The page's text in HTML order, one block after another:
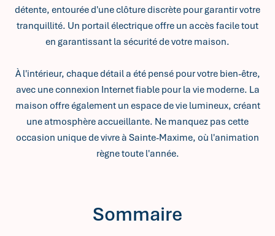
détente, entourée d'une clôture discrète pour garantir votre
tranquillité. Un portail électrique offre un accès facile tout
en garantissant la sécurité de votre maison.
À l'intérieur, chaque détail a été pensé pour votre bien-être,
avec une connexion Internet fiable pour la vie moderne. La
maison offre également un espace de vie lumineux, créant
une atmosphère accueillante. Ne manquez pas cette
occasion unique de vivre à Sainte-Maxime, où l'animation
règne toute l'année.
Sommaire